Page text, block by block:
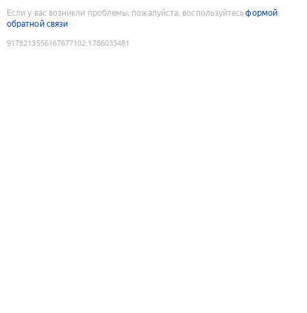
Если у вас возникли проблемы, пожалуйста, воспользуйтесьформой
обратной связи
9178213556167677102:1786033481